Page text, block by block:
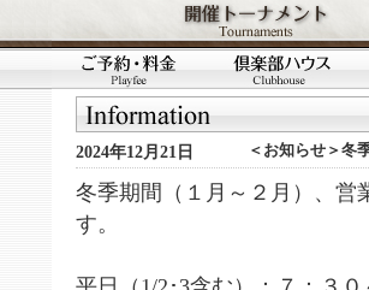
2024年12月21日 ＜お知らせ＞冬
冬季期間（１月～２月）、営
す。